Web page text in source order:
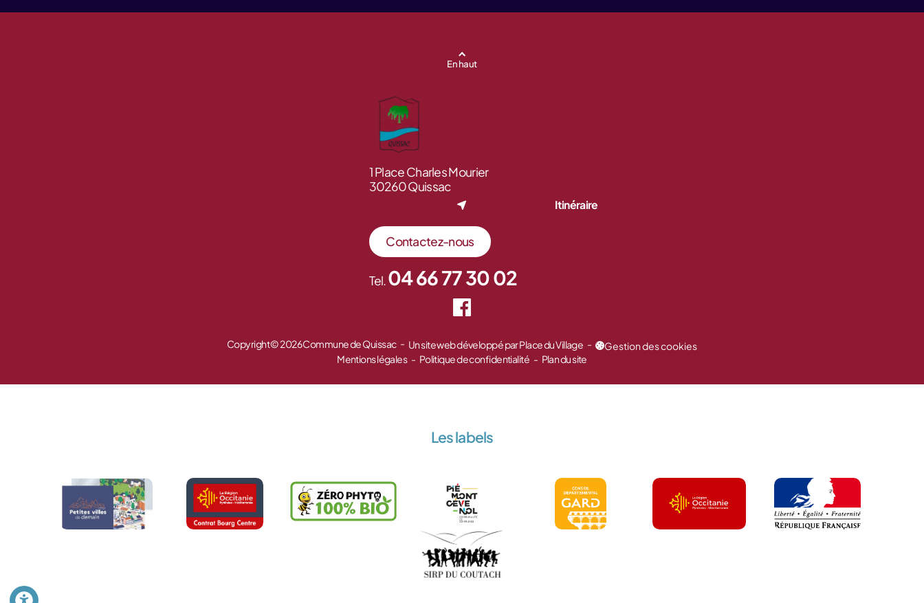
En haut
1 Place Charles Mourier
30260 Quissac
Itinéraire
Contactez-nous
Tel.04 66 77 30 02
Copyright © 2026 Commune de Quissac Un site web développé par Place du Village
Gestion des cookies
Mentions légales
Politique de confidentialité Plan du site
Les labels